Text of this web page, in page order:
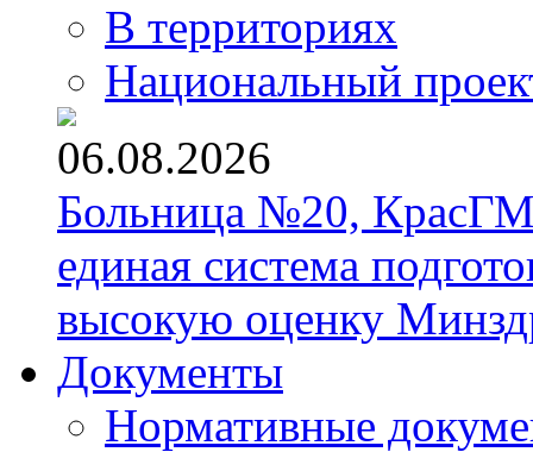
В территориях
Национальный
06.08.2026
Больница №20,
единая система
высокую оценку
Документы
Нормативные